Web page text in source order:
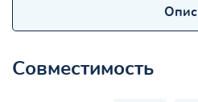
Опис
Совместимость